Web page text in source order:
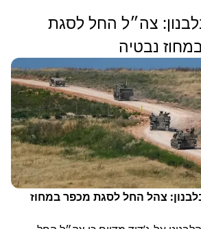
צה״ל החל לסגת
נבטיה
צהל החל לסגת מכפר במחוז